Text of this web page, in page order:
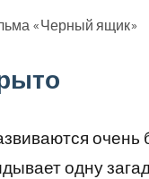
«Черный ящик»
очень
одну